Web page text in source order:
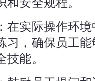
：在实际操作环
习，确保员工能
能。